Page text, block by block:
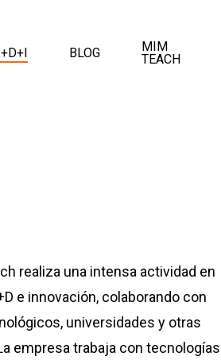
BLOG
MIM
TEACH
realiza una intensa actividad en
e innovación, colaborando con
universidades y otras
empresa trabaja con tecnologías